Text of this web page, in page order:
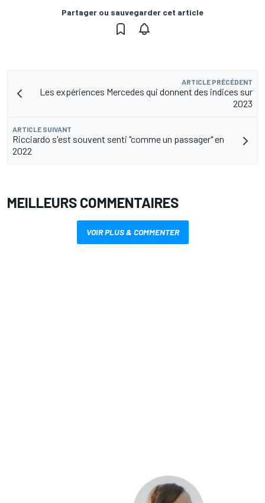
Partager ou sauvegarder cet article
ARTICLE PRÉCÉDENT
Les expériences Mercedes qui donnent des indices sur
2023
ARTICLE SUIVANT
Ricciardo s'est souvent senti "comme un passager" en
2022
MEILLEURS COMMENTAIRES
VOIR PLUS & COMMENTER